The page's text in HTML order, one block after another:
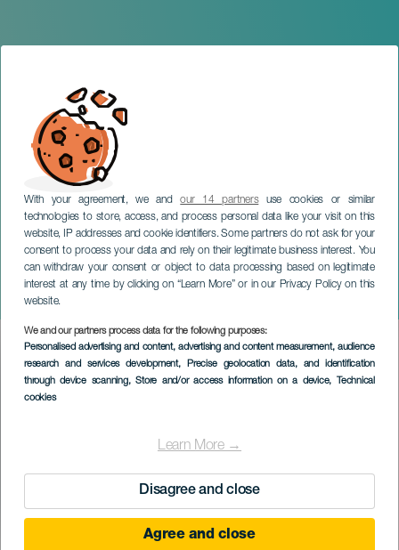
With your agreement, we andour 14 partnersuse cookies or similar
technologies to store, access, and process personal data like your visit on this
website, IP addresses and cookie identifiers. Some partners do not ask for your
consent to process your data and rely on their legitimate business interest. You
can withdraw your consent or object to data processing based on legitimate
interest at any time by clicking on “Learn More” or in our Privacy Policy on this
website.
We and our partners process data for the following purposes:
Personalised advertising and content, advertising and content measurement, audience
research and services development, Precise geolocation data, and identification
through device scanning, Store and/or access information on a device, Technical
cookies
Learn More →
Disagree and close
Agree and close
Borges y yo
GRAN CANARIA
Imagen
Listado